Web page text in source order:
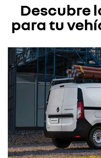
Descubre
para tu